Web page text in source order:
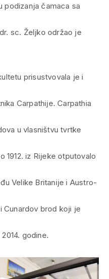
podizanja čamaca sa
sc. Željko održao je
prisustvovala je i
Carpathije. Carpathia
u vlasništvu tvrtke
1912. iz Rijeke otputovalo
Velike Britanije i Austro-
Cunardov brod koji je
godine.